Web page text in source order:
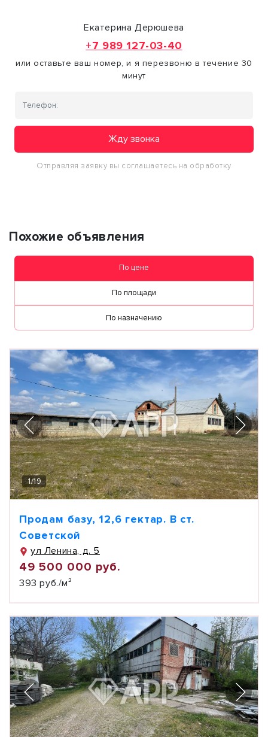
Екатерина Дерюшева
+7 989 127-03-40
или оставьте ваш номер, и я перезвоню в течение 30
минут
Жду звонка
Отправляя заявку вы соглашаетесь на обработку
Похожие объявления
По цене
По площади
По назначению
1/19
Продам базу, 12,6 гектар. В ст.
Советской
ул Ленина, д. 5
49 500 000 руб.
393 руб./м²